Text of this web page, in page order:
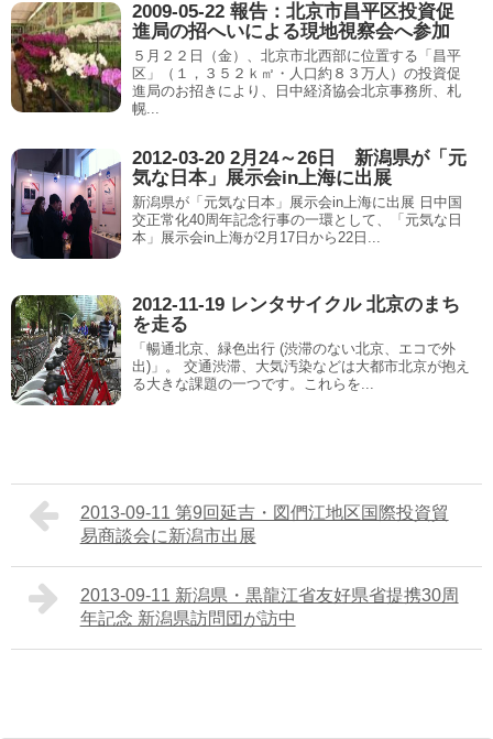
2009-05-22 報告：北京市昌平区投資促
進局の招へいによる現地視察会へ参加
５月２２日（金）、北京市北西部に位置する「昌平
区」（１，３５２ｋ㎡・人口約８３万人）の投資促
進局のお招きにより、日中経済協会北京事務所、札
幌...
2012-03-20 2月24～26日 新潟県が「元
気な日本」展示会in上海に出展
新潟県が「元気な日本」展示会in上海に出展 日中国
交正常化40周年記念行事の一環として、「元気な日
本」展示会in上海が2月17日から22日...
2012-11-19 レンタサイクル 北京のまち
を走る
「暢通北京、緑色出行 (渋滞のない北京、エコで外
出)」。 交通渋滞、大気汚染などは大都市北京が抱え
る大きな課題の一つです。これらを...
2013-09-11 第9回延吉・図們江地区国際投資貿
易商談会に新潟市出展
2013-09-11 新潟県・黒龍江省友好県省提携30周
年記念 新潟県訪問団が訪中